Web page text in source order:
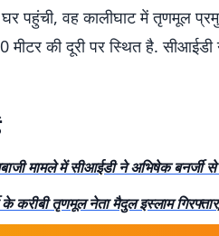
पहुंची, वह कालीघाट में तृणमूल
की दूरी पर स्थित है. सीआईडी
मामले में सीआईडी ने अभिषेक
के करीबी तृणमूल नेता मैदुल इस्लाम